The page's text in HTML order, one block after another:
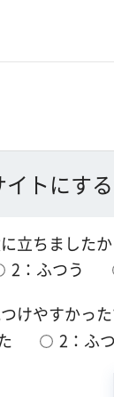
トにす
立ちましたか
2：ふつう
けやすかっ
2：ふ